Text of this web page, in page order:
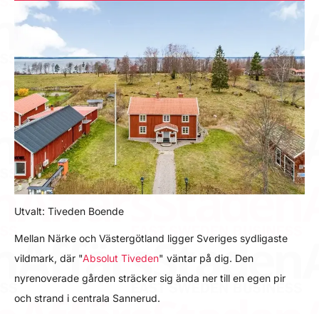
Utvalt: Tiveden Boende
Mellan Närke och Västergötland ligger Sveriges sydligaste
vildmark, där "Absolut Tiveden" väntar på dig. Den
nyrenoverade gården sträcker sig ända ner till en egen pir
och strand i centrala Sannerud.